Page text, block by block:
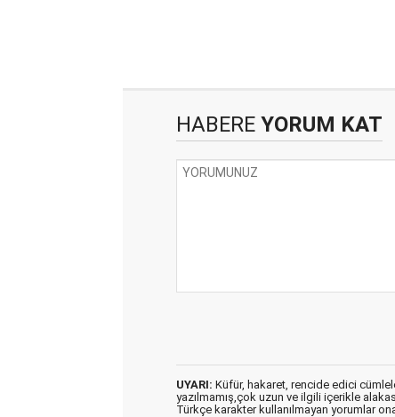
HABERE YORUM KAT
UYARI: Küfür, hakaret, rencide edici
yazılmamış,çok uzun ve ilgili içerikle
Türkçe karakter kullanılmayan yorumlar